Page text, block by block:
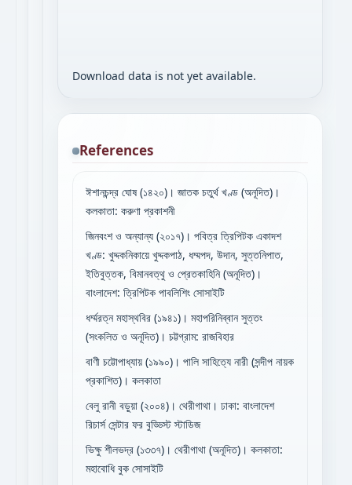
Download data is not yet available.
References
ঈশানচন্দ্র ঘোষ (১৪২০)। জাতক চতুর্থ খণ্ড (অনূদিত)।
কলকাতা: করুণা প্রকাশনী
জিনবংশ ও অন্যান্য (২০১৭)। পবিত্র ত্রিপিটক একাদশ
খণ্ড: খুদ্দকনিকায়ে খুদ্দকপাঠ, ধম্মপদ, উদান, সুত্তনিপাত,
ইতিবুত্তক, বিমানবত্থু ও প্রেতকাহিনি (অনূদিত)।
বাংলাদেশ: ত্রিপিটক পাবলিশিং সোসাইটি
ধর্ম্মরত্ন মহাস্থবির (১৯৪১)। মহাপরিনিব্বান সুত্তং
(সংকলিত ও অনূদিত)। চট্টগ্রাম: রাজবিহার
বাণী চট্টোপাধ্যায় (১৯৯০)। পালি সাহিত্যে নারী (সন্দীপ নায়ক
প্রকাশিত)। কলকাতা
বেলু রানী বড়ুয়া (২০০৪)। থেরীগাথা। ঢাকা: বাংলাদেশ
রিচার্স সেন্টার ফর বুড্ডিস্ট স্টাডিজ
ভিক্ষু শীলভদ্র (১৩৩৭)। থেরীগাথা (অনূদিত)। কলকাতা:
মহাবোধি বুক সোসাইটি